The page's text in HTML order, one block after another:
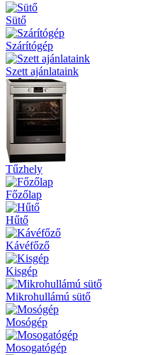
Sütő
Szárítógép
Szett ajánlataink
Tűzhely
Főzőlap
Hűtő
Kávéfőző
Kisgép
Mikrohullámú sütő
Mosógép
Mosogatógép